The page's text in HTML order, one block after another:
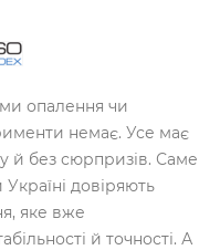
опалення чи
немає. Усе має
й без сюрпризів. Саме
довіряють
яке вже
й точності. А